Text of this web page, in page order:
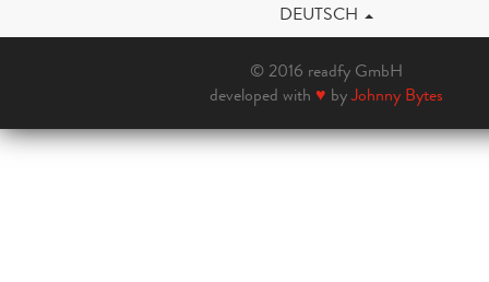
DEUTSCH
© 2016 readfy GmbH
developed with ♥ byJohnny Bytes